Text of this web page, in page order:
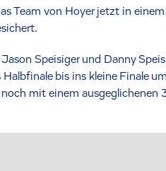
Team von Hoyer jetzt in
Speisiger und Danny
bis ins kleine Finale
mit einem ausgeglichenen